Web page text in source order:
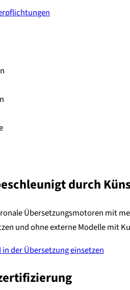
durch
Übersetzungsmotoren mit
und ohne externe Modelle mit
der Übersetzung einsetzen